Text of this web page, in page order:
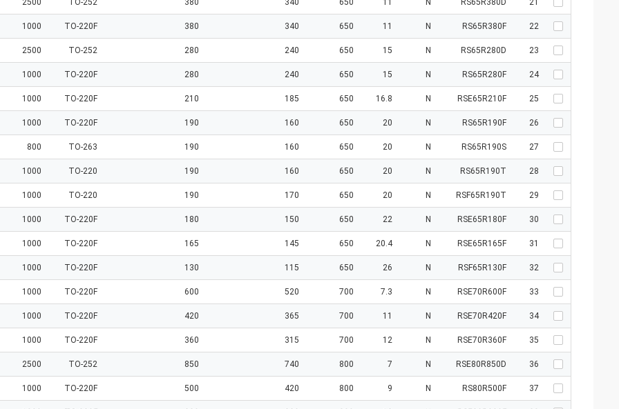
21
RS65R380D
N
11
650
340
380
TO-252
2500
22
RS65R380F
N
11
650
340
380
TO-220F
1000
23
RS65R280D
N
15
650
240
280
TO-252
2500
24
RS65R280F
N
15
650
240
280
TO-220F
1000
25
RSE65R210F
N
16.8
650
185
210
TO-220F
1000
26
RS65R190F
N
20
650
160
190
TO-220F
1000
27
RS65R190S
N
20
650
160
190
TO-263
800
28
RS65R190T
N
20
650
160
190
TO-220
1000
29
RSF65R190T
N
20
650
170
190
TO-220
1000
30
RSE65R180F
N
22
650
150
180
TO-220F
1000
31
RSE65R165F
N
20.4
650
145
165
TO-220F
1000
32
RSF65R130F
N
26
650
115
130
TO-220F
1000
33
RSE70R600F
N
7.3
700
520
600
TO-220F
1000
34
RSE70R420F
N
11
700
365
420
TO-220F
1000
35
RSE70R360F
N
12
700
315
360
TO-220F
1000
36
RSE80R850D
N
7
800
740
850
TO-252
2500
37
RS80R500F
N
9
800
420
500
TO-220F
1000